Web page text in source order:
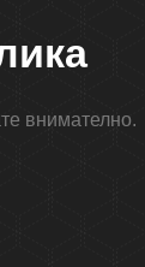
внимателно.